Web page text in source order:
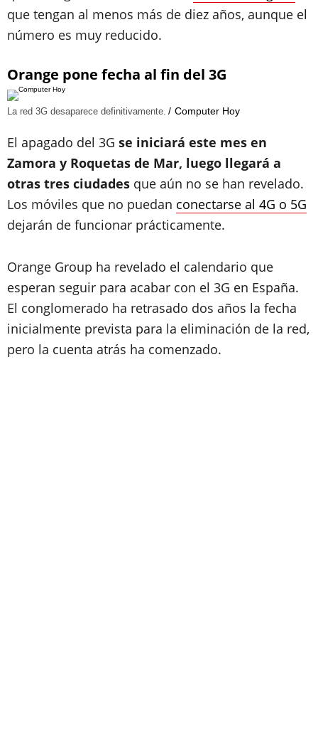
que tengan al menos más de diez años, aunque el
número es muy reducido.
Orange pone fecha al fin del 3G
La red 3G desaparece definitivamente. Computer Hoy
El apagado del 3G se iniciará este mes en
Zamora y Roquetas de Mar, luego llegará a
otras tres ciudades que aún no se han revelado.
Los móviles que no puedan conectarse al 4G o 5G
dejarán de funcionar prácticamente.
Orange Group ha revelado el calendario que
esperan seguir para acabar con el 3G en España.
El conglomerado ha retrasado dos años la fecha
inicialmente prevista para la eliminación de la red,
pero la cuenta atrás ha comenzado.